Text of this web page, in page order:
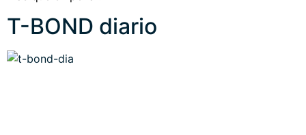
T-BOND diario